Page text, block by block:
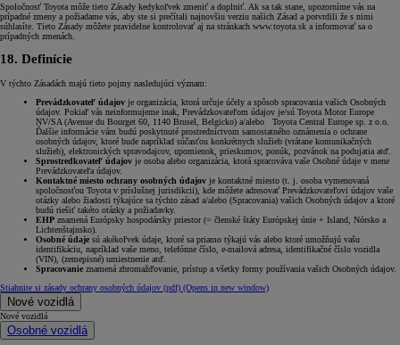
Spoločnosť Toyota môže tieto Zásady kedykoľvek zmeniť a doplniť. Ak sa tak stane, upozorníme vás na
prípadné zmeny a požiadame vás, aby ste si prečítali najnovšiu verziu našich Zásad a potvrdili že s nimi
súhlasíte. Tieto Zásady môžete pravidelne kontrolovať aj na stránkach www.toyota.sk a informovať sa o
prípadných zmenách.
18. Definície
V týchto Zásadách majú tieto pojmy nasledujúci význam:
Prevádzkovateľ údajov je organizácia, ktorá určuje účely a spôsob spracovania vašich Osobných
údajov. Pokiaľ vás neinformujeme inak, Prevádzkovateľom údajov je/sú Toyota Motor Europe
NV/SA (Avenue du Bourget 60, 1140 Brusel, Belgicko) a/alebo Toyota Central Europe sp. z o.o.
Ďalšie informácie vám budú poskytnuté prostredníctvom samostatného oznámenia o ochrane
osobných údajov, ktoré bude napríklad súčasťou konkrétnych služieb (vrátane komunikačných
služieb), elektronických spravodajcov, upomienok, prieskumov, ponúk, pozvánok na podujatia atď.
Sprostredkovateľ údajov je osoba alebo organizácia, ktorá spracováva vaše Osobné údaje v mene
Prevádzkovateľa údajov.
Kontaktné miesto ochrany osobných údajov je kontaktné miesto (t. j. osoba vymenovaná
spoločnosťou Toyota v príslušnej jurisdikcii), kde môžete adresovať Prevádzkovateľovi údajov vaše
otázky alebo žiadosti týkajúce sa týchto zásad a/alebo (Spracovania) vašich Osobných údajov a ktoré
budú riešiť takéto otázky a požiadavky.
EHP znamená Európsky hospodársky priestor (= členské štáty Európskej únie + Island, Nórsko a
Lichtenštajnsko).
Osobné údaje sú akékoľvek údaje, ktoré sa priamo týkajú vás alebo ktoré umožňujú vašu
identifikáciu, napríklad vaše meno, telefónne číslo, e-mailová adresa, identifikačné číslo vozidla
(VIN), (zemepisné) umiestnenie atď.
Spracovanie znamená zhromažďovanie, prístup a všetky formy používania vašich Osobných údajov.
Stiahnite si zásady ochrany osobných údajov (pdf) (Opens in new window)
Nové vozidlá
Nové vozidlá
Osobné vozidlá